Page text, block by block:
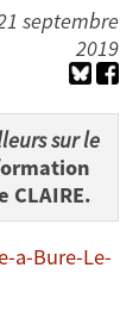
septembre
2019
sur le
CLAIRE.
a-Bure-Le-